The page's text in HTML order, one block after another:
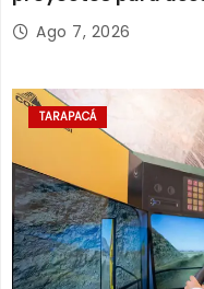
Semilla de
Ago 7, 2026
TARAPACÁ